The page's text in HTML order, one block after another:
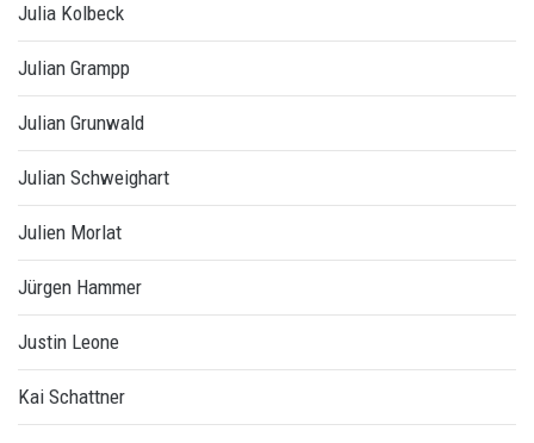
Julia Kolbeck
Julian Grampp
Julian Grunwald
Julian Schweighart
Julien Morlat
Jürgen Hammer
Justin Leone
Kai Schattner